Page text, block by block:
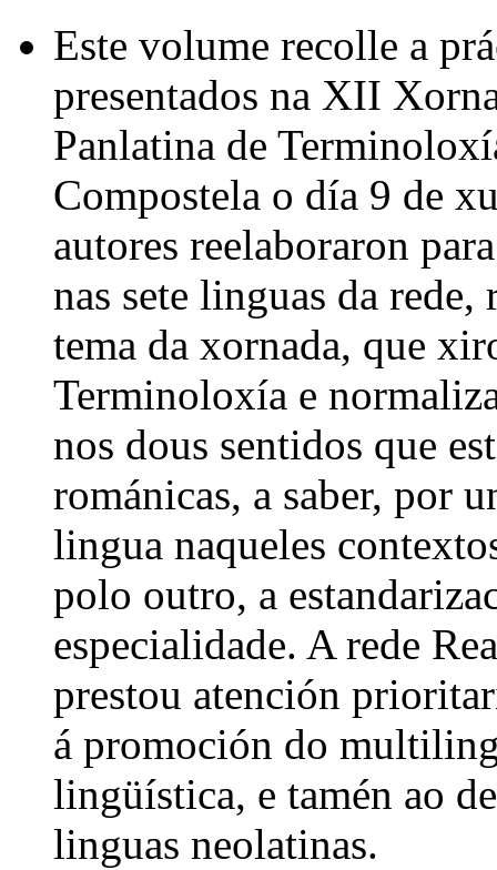
Este volume recolle a
presentados na XII
Panlatina de
Compostela o día 9 de
autores reelaboraron
nas sete linguas da
tema da xornada, que
Terminoloxía e
nos dous sentidos que
románicas, a saber, por
lingua naqueles
polo outro, a
especialidade. A rede
prestou atención
á promoción do
lingüística, e tamén ao
linguas neolatinas.